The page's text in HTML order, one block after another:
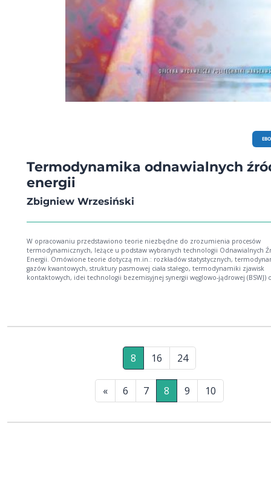
Termodynamika odnawialnych
energii
Zbigniew Wrzesiński
W opracowaniu przedstawiono teorie niezbędne do zrozumienia procesów
termodynamicznych, leżące u podstaw wybranych technologii Odnawialnych
Energii. Omówione teorie dotyczą m.in.: rozkładów statystycznych,
gazów kwantowych, struktury pasmowej ciała stałego, termodynamiki zjawisk
kontaktowych, idei technologii bezemisyjnej synergii węglowo-jądrowej (BSWJ)
8 16 24
« 6 7 8 9 10